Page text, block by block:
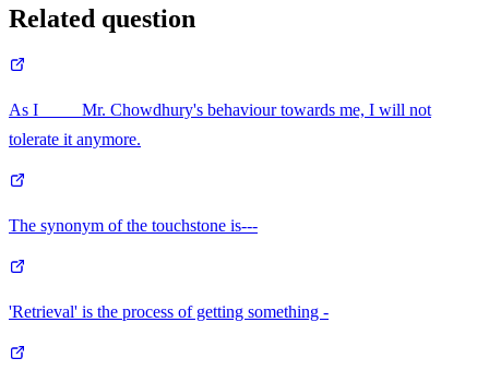
Related question
As I ____ Mr. Chowdhury's behaviour towards me, I will not
tolerate it anymore.
The synonym of the touchstone is---
'Retrieval' is the process of getting something -